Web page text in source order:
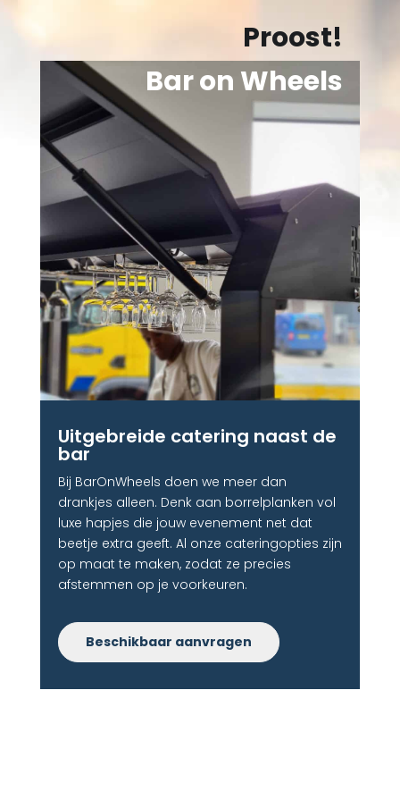
Proost!
Bar on Wheels
Uitgebreide catering naast de
bar
Bij BarOnWheels doen we meer dan
drankjes alleen. Denk aan borrelplanken vol
luxe hapjes die jouw evenement net dat
beetje extra geeft. Al onze cateringopties zijn
op maat te maken, zodat ze precies
afstemmen op je voorkeuren.
Beschikbaar aanvragen